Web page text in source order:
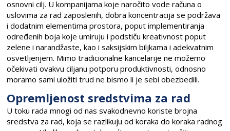
osnovni cilj. U kompanijama koje naročito vode računa o
uslovima za rad zaposlenih, dobra koncentracija se podržava
i dodatnim elementima prostora, poput implementiranja
određenih boja koje umiruju i podstiču kreativnost poput
zelene i narandžaste, kao i saksijskim biljkama i adekvatnim
osvetljenjem. Mimo tradicionalne kancelarije ne možemo
očekivati ovakvu ciljanu potporu produktivnosti, odnosno
moramo sami uložiti trud ne bismo li je sebi obezbedili.
Opremljenost sredstvima za rad
U toku rada mnogi od nas svakodnevno koriste brojna
sredstva za rad, koja se razlikuju od koraka do koraka radnog